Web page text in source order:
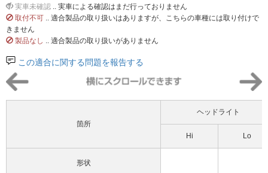
実車未確認 .. 実車による確認はまだ行っておりません
取付不可 .. 適合製品の取り扱いはありますが、こちらの車種には取り付けで
きません
製品なし .. 適合製品の取り扱いがありません
この適合に関する問題を報告する
箇所
ヘッドライト
Hi Lo
形状